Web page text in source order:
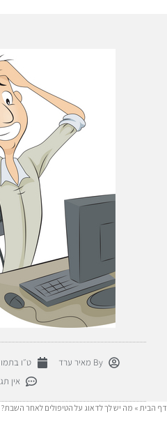
By מאיר ערד ט״ו
אין
דף הבית » מה יש לך לדאוג על הטיפולים לאחר השבת?